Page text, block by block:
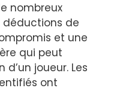
nombreux
de
et une
qui peut
joueur. Les
ont